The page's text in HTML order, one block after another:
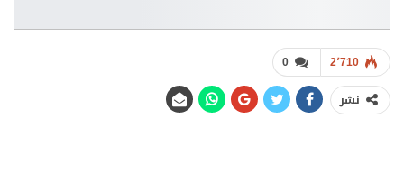
0 2٬710
نشر